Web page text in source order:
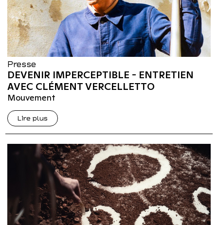
Presse
DEVENIR IMPERCEPTIBLE - ENTRETIEN
AVEC CLÉMENT VERCELLETTO
Mouvement
Lire plus